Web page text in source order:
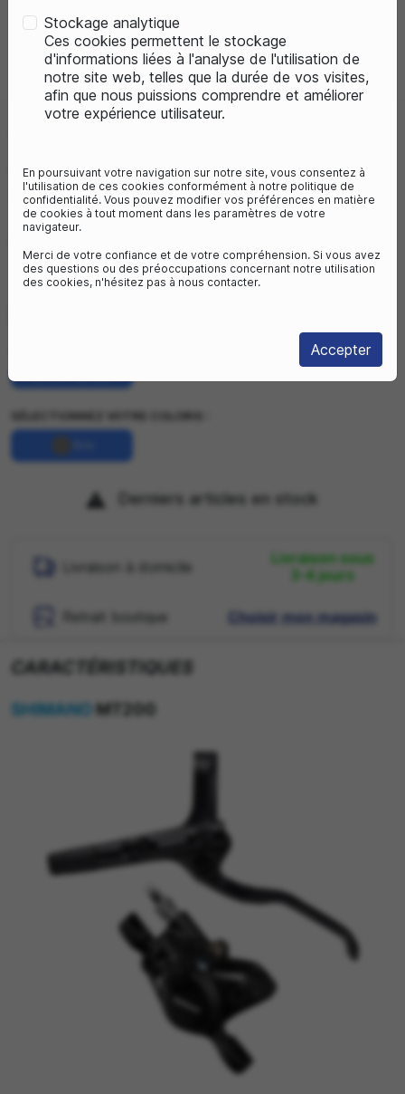
Stockage analytique
Ces cookies permettent le stockage
d'informations liées à l'analyse de l'utilisation de
notre site web, telles que la durée de vos visites,
afin que nous puissions comprendre et améliorer
votre expérience utilisateur.
En poursuivant votre navigation sur notre site, vous consentez à
l'utilisation de ces cookies conformément à notre politique de
confidentialité. Vous pouvez modifier vos préférences en matière
de cookies à tout moment dans les paramètres de votre
navigateur.
Merci de votre confiance et de votre compréhension. Si vous avez
des questions ou des préoccupations concernant notre utilisation
des cookies, n'hésitez pas à nous contacter.
Accepter
Previous Next
ANALOG
Millésime 23/24
Référence :60210020
898,80 €
Vous économisez 300€
Gris
 Derniers articles en stock
Livraison à domicile
Livraison sous
3-4 jours
Retrait boutique Choisir mon magasin
CARACTÉRISTIQUES
SHIMANO MT200